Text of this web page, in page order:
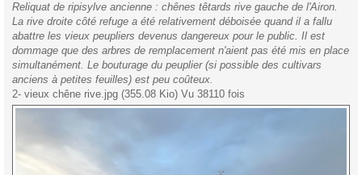
Reliquat de ripisylve ancienne : chênes têtards rive gauche de l'Airon.
La rive droite côté refuge a été relativement déboisée quand il a fallu
abattre les vieux peupliers devenus dangereux pour le public. Il est
dommage que des arbres de remplacement n'aient pas été mis en place
simultanément. Le bouturage du peuplier (si possible des cultivars
anciens à petites feuilles) est peu coûteux.
2- vieux chêne rive.jpg (355.08 Kio) Vu 38110 fois